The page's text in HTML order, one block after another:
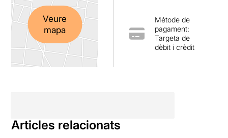
Veure
mapa
Métode de
pagament:
Targeta de
dèbit i crèdit
Articles relacionats